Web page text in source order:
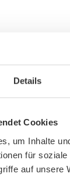
Details
Cookies
um Inhalte
für soziale
auf unsere